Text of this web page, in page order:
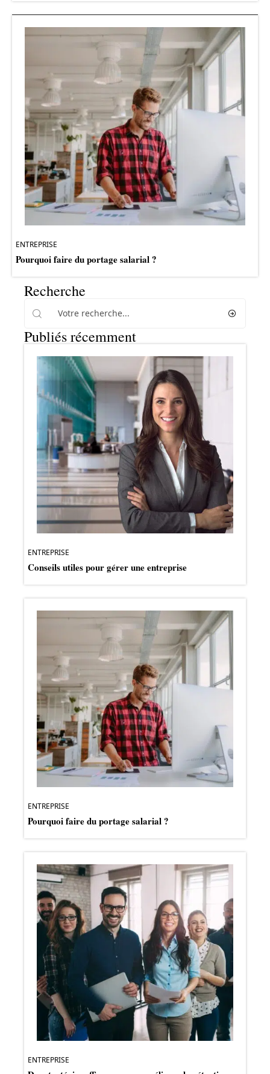
ENTREPRISE
Pourquoi faire du portage salarial ?
Recherche
Publiés récemment
ENTREPRISE
Conseils utiles pour gérer une entreprise
ENTREPRISE
Pourquoi faire du portage salarial ?
ENTREPRISE